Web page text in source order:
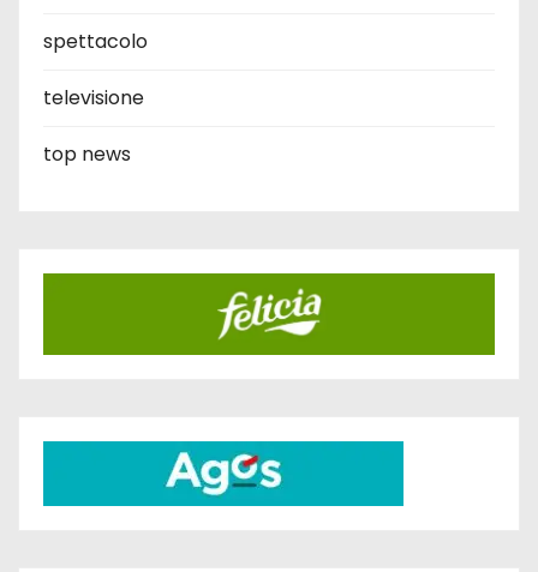
spettacolo
televisione
top news